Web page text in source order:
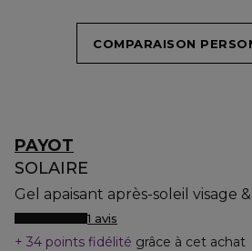
COMPARAISON
PAYOT
SOLAIRE
Gel apaisant après-soleil visage
1 avis
34 points fidélité grâce à cet achat